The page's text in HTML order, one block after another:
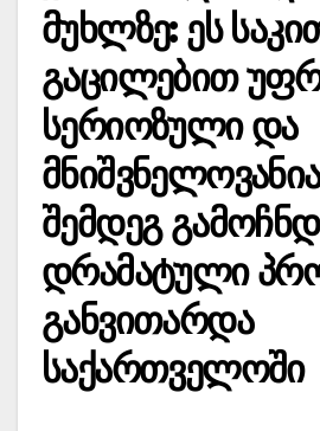
მუხლზე: ეს
გაცილებით
სერიოზული და
შემდეგ
დრამატული
განვითარდა
საქართველოში